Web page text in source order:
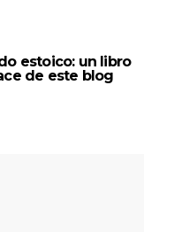
estoico: un libro
de este blog